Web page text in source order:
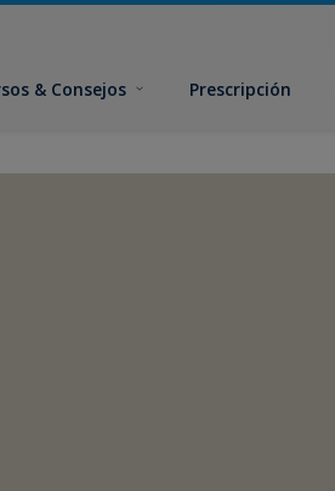
& Consejos Prescripción